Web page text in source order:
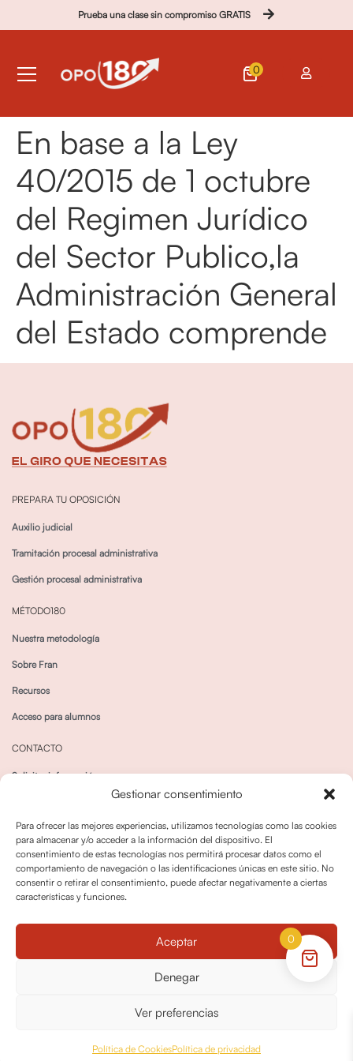
Gestionar consentimiento
Para ofrecer las mejores experiencias, utilizamos tecnologías como las cookies
para almacenar y/o acceder a la información del dispositivo. El
consentimiento de estas tecnologías nos permitirá procesar datos como el
comportamiento de navegación o las identificaciones únicas en este sitio. No
consentir o retirar el consentimiento, puede afectar negativamente a ciertas
características y funciones.
Aceptar
Denegar
Ver preferencias
Política de CookiesPolítica de privacidad
Prueba una clase sin compromiso GRATIS
0
En base a la Ley
40/2015 de 1 octubre
del Regimen Jurídico
del Sector Publico,la
Administración General
del Estado comprende
PREPARA TU OPOSICIÓN
Auxilio judicial
Tramitación procesal administrativa
Gestión procesal administrativa
MÉTODO180
Nuestra metodología
Sobre Fran
Recursos
Acceso para alumnos
CONTACTO
Solicitar información
Política de cookies
Política dedevoluciones y cancelaciones
© OPO180 2026 Todos los derechos reservados
0